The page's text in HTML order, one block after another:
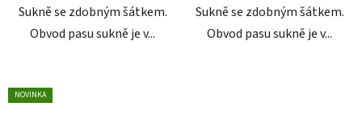
Sukně se zdobným šátkem.
Obvod pasu sukně je v...
Sukně se zdobným šátkem.
Obvod pasu sukně je v...
NOVINKA